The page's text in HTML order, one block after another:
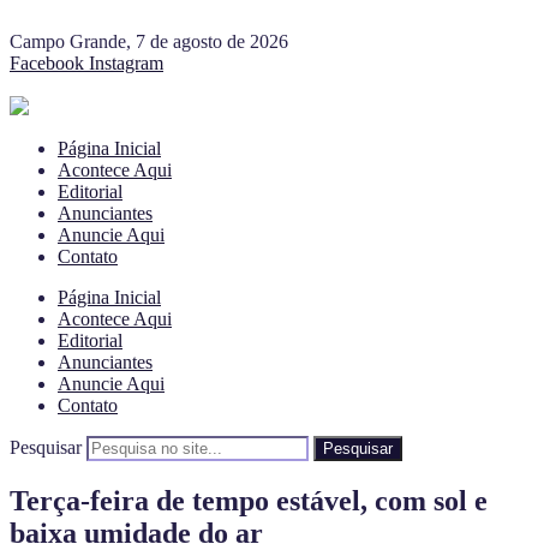
Campo Grande, 7 de agosto de 2026
Facebook Instagram
Página Inicial
Acontece Aqui
Editorial
Anunciantes
Anuncie Aqui
Contato
Página Inicial
Acontece Aqui
Editorial
Anunciantes
Anuncie Aqui
Contato
Pesquisar Pesquisar
Terça-feira de tempo estável, com sol e
baixa umidade do ar